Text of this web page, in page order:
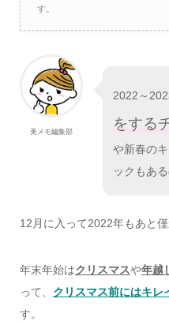
す。
美メモ編集部
2022～
をする
や新春の
ックもあ
12月に入って2022年もあと僅
年末年始はクリスマスや年越
って、 クリスマス前にはキレ
す。